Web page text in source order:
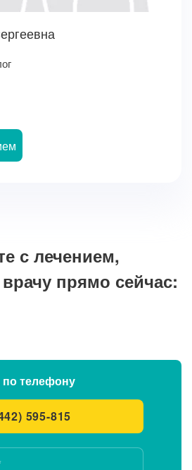
с лечением,
прямо сейчас:
по телефону
595-815